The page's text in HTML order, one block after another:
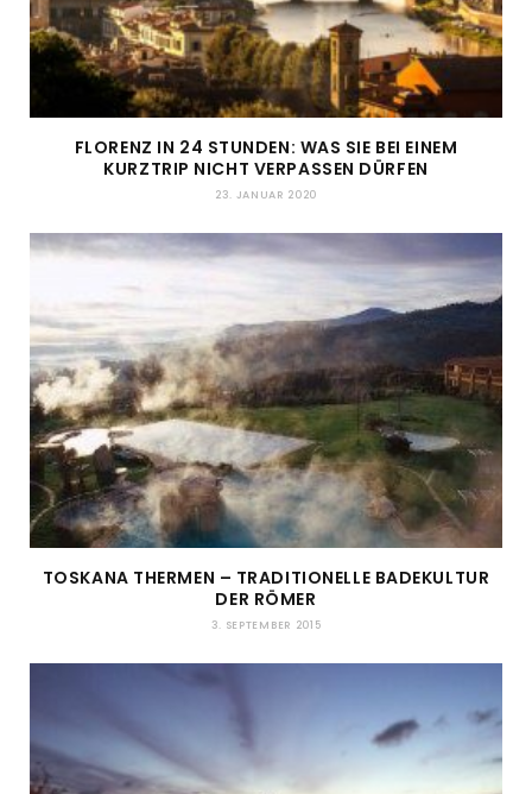
FLORENZ IN 24 STUNDEN: WAS SIE BEI EINEM
KURZTRIP NICHT VERPASSEN DÜRFEN
23. JANUAR 2020
TOSKANA THERMEN – TRADITIONELLE BADEKULTUR
DER RÖMER
3. SEPTEMBER 2015